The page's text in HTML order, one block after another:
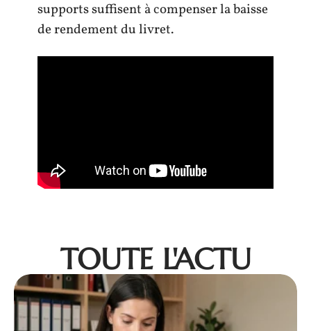
supports suffisent à compenser la baisse
de rendement du livret.
TOUTE L'ACTU